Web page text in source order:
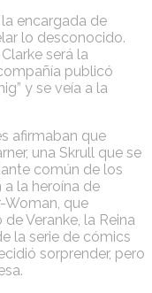
encargada de
lo desconocido.
será la
publicó
y se veía a la
afirmaban que
una Skrull que se
común de los
la heroína de
Woman, que
Veranke, la Reina
la serie de cómics
sorprender, pero